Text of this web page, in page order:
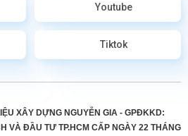
Youtube
Tiktok
XÂY DỰNG NGUYỄN GIA - GPĐKKD:
VÀ ĐẦU TƯ TP.HCM CẤPNGÀY 22 THÁNG